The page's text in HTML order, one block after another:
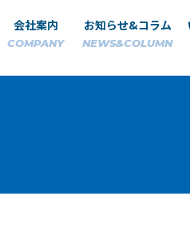
会社案内
COMPANY
お知らせ&コラム
NEWS&COLUMN